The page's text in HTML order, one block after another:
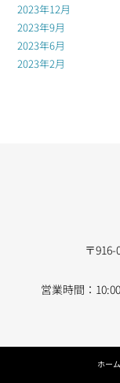
2023年12月
2023年9月
2023年6月
2023年2月
〒
営業時間：
ホーム